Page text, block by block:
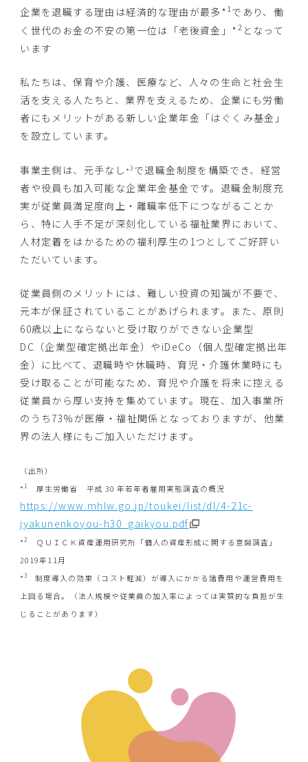
企業を退職する理由は経済的な理由が最多*1 であり、働
く世代のお金の不安の第一位は「老後資金」*2 となって
います
私たちは、保育や介護、医療など、人々の生命と社会生
活を支える人たちと、業界を支えるため、企業にも労働
者にもメリットがある新しい企業年金「はぐくみ基金」
を設立しています。
事業主側は、元手なし *3 で退職金制度を構築でき、経営
者や役員も加入可能な企業年金基金です。退職金制度充
実が従業員満足度向上・離職率低下につながることか
ら、特に人手不足が深刻化している福祉業界において、
人材定着をはかるための福利厚生の1つとしてご好評い
ただいています。
従業員側のメリットには、難しい投資の知識が不要で、
元本が保証されていることがあげられます。また、原則
60歳以上にならないと受け取りができない企業型
DC（企業型確定拠出年金）やiDeCo（個人型確定拠出年
金）に比べて、退職時や休職時、育児・介護休業時にも
受け取ることが可能なため、育児や介護を将来に控える
従業員から厚い支持を集めています。現在、加入事業所
のうち73%が医療・福祉関係となっておりますが、他業
界の法人様にもご加入いただけます。
（出所）
* 1 厚生労働省 平成 30 年若年者雇用実態調査の概況
https://www.mhlw.go.jp/toukei/list/dl/4-21c-
jyakunenkoyou-h30_gaikyou.pdf
*2
ＱＵＩＣＫ資産運用研究所「個人の資産形成に関する意識調査」
2019年11月
*3
制度導入の効果（コスト軽減）が導入にかかる諸費用や運営費用を
上回る場合。（法人規模や従業員の加入率によっては実質的な負担が生
じることがあります）